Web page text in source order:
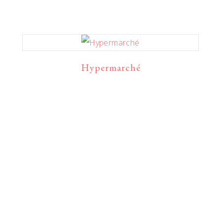
Hypermarché